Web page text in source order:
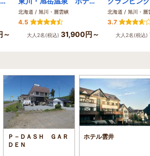
～
北海道 / 旭川・層雲峡
4.5
大人2名(税込) 31,900円～
北海道 / 旭川・層
3.7
大人2名(税込)
Ｐ－ＤＡＳＨ ＧＡＲ
ＤＥＮ
ホテル雲井